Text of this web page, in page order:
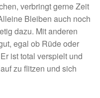
verbringt gerne Zeit
Bleiben auch noch
dazu. Mit anderen
egal ob Rüde oder
ist total verspielt und
zu flitzen und sich